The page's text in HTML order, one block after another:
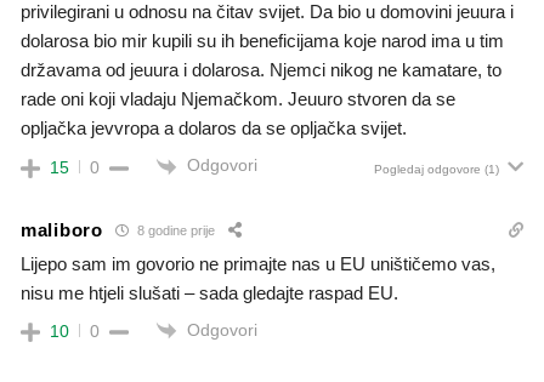
privilegirani u odnosu na čitav svijet. Da bio u domovini jeuura i
dolarosa bio mir kupili su ih beneficijama koje narod ima u tim
državama od jeuura i dolarosa. Njemci nikog ne kamatare, to
rade oni koji vladaju Njemačkom. Jeuuro stvoren da se
opljačka jevvropa a dolaros da se opljačka svijet.
15 0 Odgovori Pogledaj odgovore (1)
maliboro 8 godine prije
Lijepo sam im govorio ne primajte nas u EU uništičemo vas,
nisu me htjeli slušati – sada gledajte raspad EU.
10 0 Odgovori